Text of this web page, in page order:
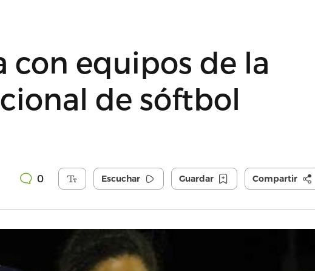
con equipos de la
de sóftbol
0 Escuchar Guardar Compartir